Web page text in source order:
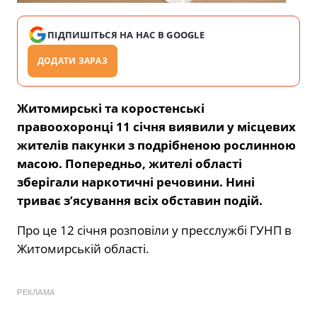
ПІДПИШІТЬСЯ НА НАС В GOOGLE
ДОДАТИ ЗАРАЗ
Житомирські та коростенські
правоохоронці 11 січня виявили у місцевих
жителів пакунки з подрібненою рослинною
масою. Попередньо, жителі області
зберігали наркотичні речовини. Нині
триває з’ясування всіх обставин подій.
Про це 12 січня розповіли у пресслужбі ГУНП в
Житомирській області.
РЕКЛАМА